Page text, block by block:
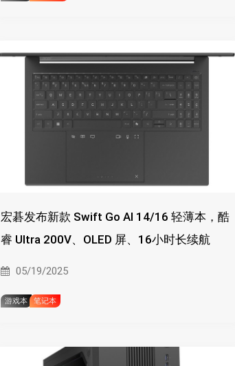
宏碁发布新款 Swift Go AI 14/16 轻薄本，酷
睿 Ultra 200V、OLED 屏、16小时长续航
05/19/2025
游戏本 笔记本